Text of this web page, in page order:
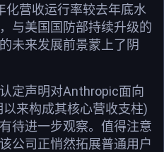
营收运行率较去年底水
与美国国防部持续升级的
未来发展前景蒙上了阴
定声明对Anthropic面向
来构成其核心营收支柱)
待进一步观察。值得注意
公司正悄然拓展普通用户